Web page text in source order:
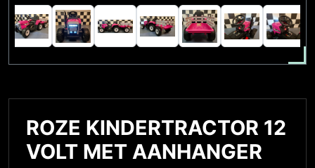
ROZE KINDERTRACTOR 12
VOLT MET AANHANGER